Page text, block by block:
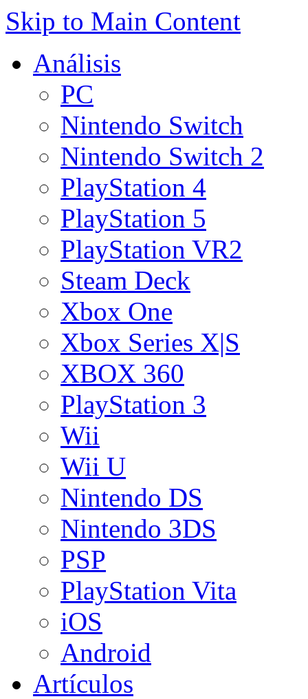
Skip to Main Content
Análisis
PC
Nintendo Switch
Nintendo Switch 2
PlayStation 4
PlayStation 5
PlayStation VR2
Steam Deck
Xbox One
Xbox Series X|S
XBOX 360
PlayStation 3
Wii
Wii U
Nintendo DS
Nintendo 3DS
PSP
PlayStation Vita
iOS
Android
Artículos